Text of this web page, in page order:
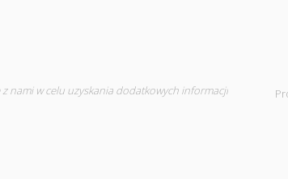
z nami w celu uzyskania dodatkowych informacji